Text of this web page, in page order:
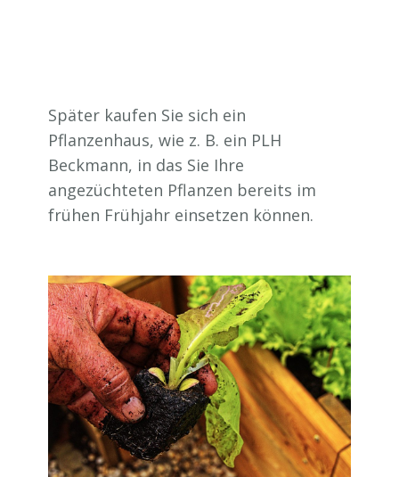
Später kaufen Sie sich ein
Pflanzenhaus, wie z. B. ein PLH
Beckmann, in das Sie Ihre
angezüchteten Pflanzen bereits im
frühen Frühjahr einsetzen können.